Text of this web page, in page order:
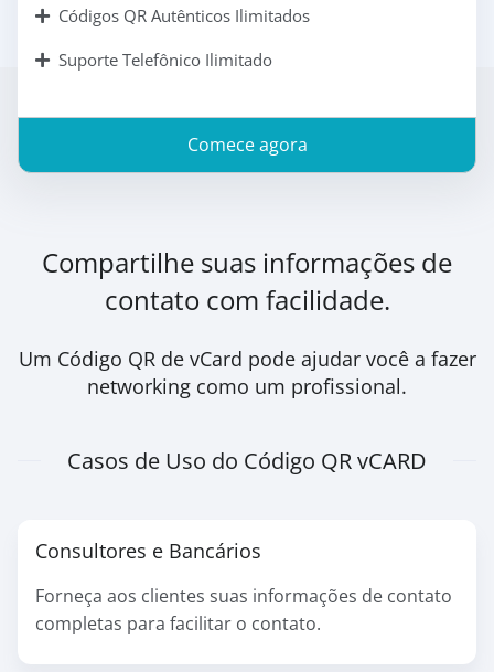
Códigos QR Autênticos Ilimitados
Suporte Telefônico Ilimitado
Comece agora
Compartilhe suas informações de
contato com facilidade.
Um Código QR de vCard pode ajudar você a fazer
networking como um profissional.
Casos de Uso do Código QR vCARD
Consultores e Bancários
Forneça aos clientes suas informações de contato
completas para facilitar o contato.